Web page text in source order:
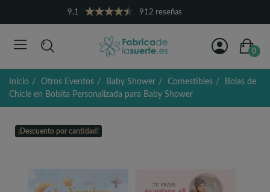
9.1 912 reseñas
0
Inicio Otros Eventos Baby Shower Comestibles
Bolas de
Chicle en Bolsita Personalizada para Baby Shower
¡Descuento por cantidad!